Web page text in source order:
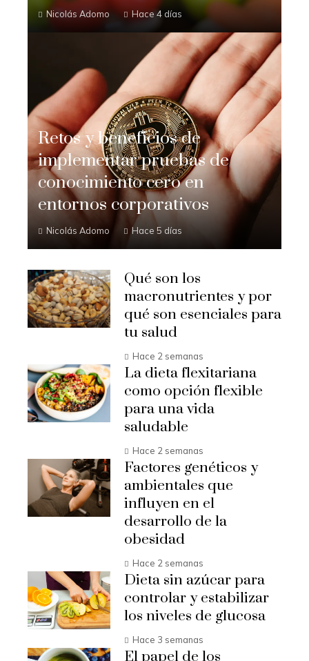
Nicolás Adomo Hace 4 días
Retos y beneficios de
implementar pruebas de
conocimiento cero en
entornos corporativos
Nicolás Adomo Hace 5 días
Qué son los
macronutrientes y por
qué son esenciales para
tu salud
Hace 2 semanas
La dieta flexitariana
como opción flexible
para una vida
saludable
Hace 2 semanas
Factores genéticos y
ambientales que
influyen en el
desarrollo de la
obesidad
Hace 2 semanas
Dieta sin azúcar para
controlar y estabilizar
los niveles de glucosa
Hace 3 semanas
El papel de los